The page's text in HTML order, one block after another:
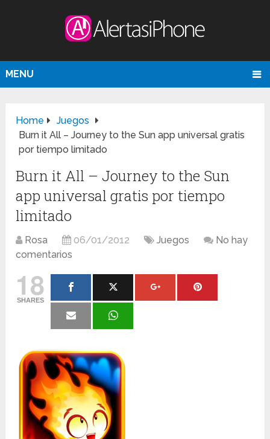
MENU
Home
Juegos
Burn it All – Journey to the Sun app universal gratis
por tiempo limitado
Burn it All – Journey to the Sun
app universal gratis por tiempo
limitado
Rosa 06/01/2012 Juegos
No hay
comentarios
18
SHARES